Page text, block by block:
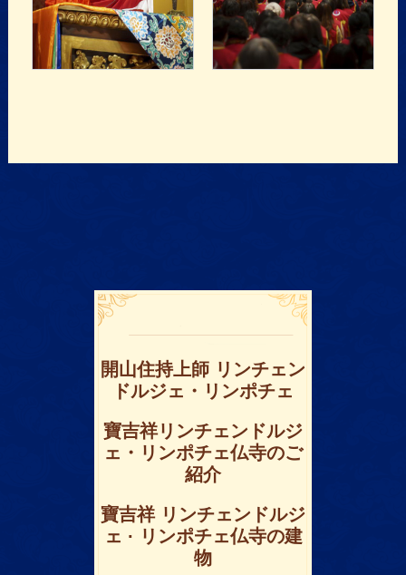
開山住持上師 リンチェン
ドルジェ・リンポチェ
寶吉祥リンチェンドルジ
ェ・リンポチェ仏寺のご
紹介
寶吉祥 リンチェンドルジ
ェ · リンポチェ仏寺の建
物